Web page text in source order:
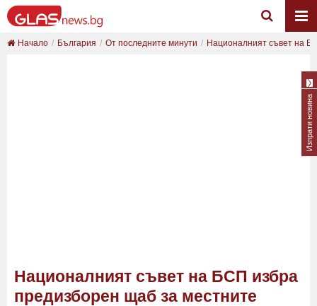
Начало България От последните минути Националният съвет на
Националният съвет на БСП избра
предизборен щаб за местните
Изпрати новина